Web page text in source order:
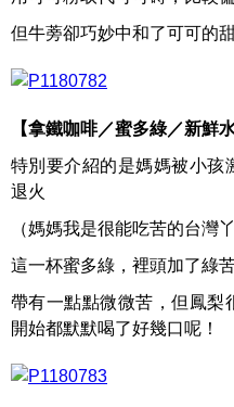
但牛蒡卻巧妙中和了可可的
【拿鐵咖啡／蜜多綠／新鮮
特別要介紹的是媽媽被小孩
退火
（媽媽我是很能吃苦的台灣
這一杯蜜多綠，裡頭加了綠
帶有一點點微微苦，但鳳梨
開始都默默喝了好幾口呢！